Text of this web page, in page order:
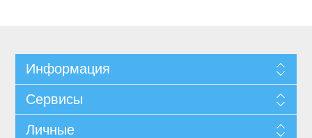
Информация
Сервисы
Личные